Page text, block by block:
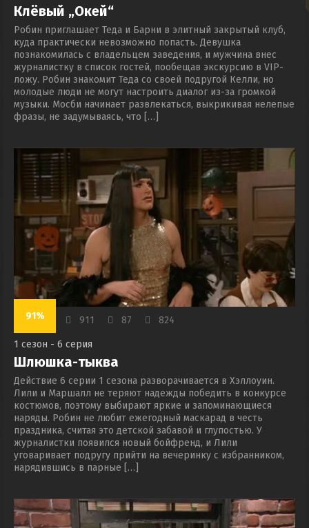
Клёвый „Окей“
Робин приглашает Теда и Барни в элитный закрытый клуб,
куда практически невозможно попасть. Девушка
познакомилась с владельцем заведения, и мужчина внес
журналистку в список гостей, пообещав экскурсию в VIP-
ложу. Робин знакомит Теда со своей подругой Келли, но
молодые люди не могут настроить диалог из-за громкой
музыки. Мосби начинает развлекаться, выкрикивая нелепые
фразы, не задумываясь, что […]
91% 911 87 824
1 сезон - 6 серия
Шлюшка-тыква
Действие 6 серии 1 сезона разворачивается в Хэллоуин.
Лили и Маршалл не теряют надежды победить в конкурсе
костюмов, поэтому выбирают яркие и запоминающиеся
наряды. Робин не любит ежегодный маскарад в честь
праздника, считая это детской забавой и глупостью. У
журналистки появился новый бойфренд, и Лили
уговаривает подругу прийти на вечеринку с избранником,
нарядившись в парные […]